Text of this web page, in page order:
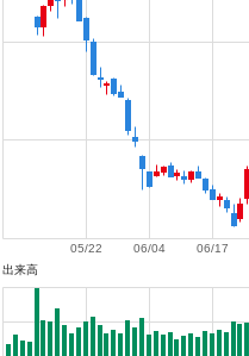
06/17
06/04
05/22
出来高